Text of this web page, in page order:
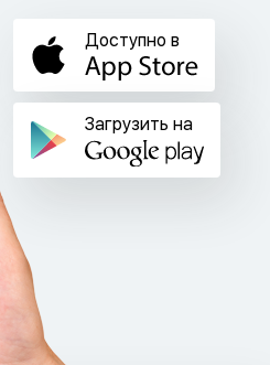
Доступно в
Загрузить на